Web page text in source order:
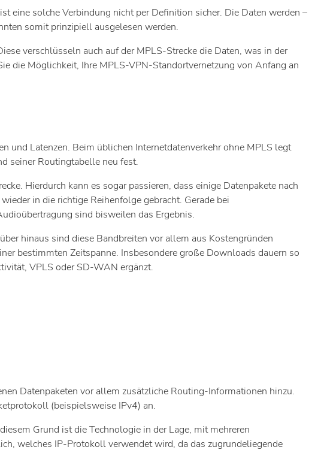
eine solche Verbindung nicht per Definition sicher. Die Daten werden –
somit prinzipiell ausgelesen werden.
verschlüsseln auch auf der MPLS-Strecke die Daten, was in der
die Möglichkeit, Ihre MPLS-VPN-Standortvernetzung von Anfang an
und Latenzen. Beim üblichen Internetdatenverkehr ohne MPLS legt
seiner Routingtabelle neu fest.
Hierdurch kann es sogar passieren, dass einige Datenpakete nach
in die richtige Reihenfolge gebracht. Gerade bei
sind bisweilen das Ergebnis.
hinaus sind diese Bandbreiten vor allem aus Kostengründen
bestimmten Zeitspanne. Insbesondere große Downloads dauern so
VPLS oder SD-WAN ergänzt.
Datenpaketen vor allem zusätzliche Routing-Informationen hinzu.
(beispielsweise IPv4) an.
Grund ist die Technologie in der Lage, mit mehreren
welches IP-Protokoll verwendet wird, da das zugrundeliegende